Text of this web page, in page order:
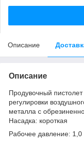
Описание
Описание
Продувочный
регулировки
металла с
Насадка: короткая
Рабочее давление: 1,0